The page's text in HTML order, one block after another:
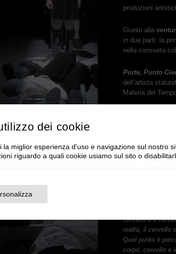
produzioni
Giunto alla
in due parti: la
nella consueta
Porte, Punto
dell ’artista
Materia del
MATERIA DEL
cervello e il
realtà, il cervello
Quel punto è
corpo, cervello e
dei cookie
la miglior esperienza d'uso e navigazione sul nostro
riguardo a quali cookie usiamo sul sito o